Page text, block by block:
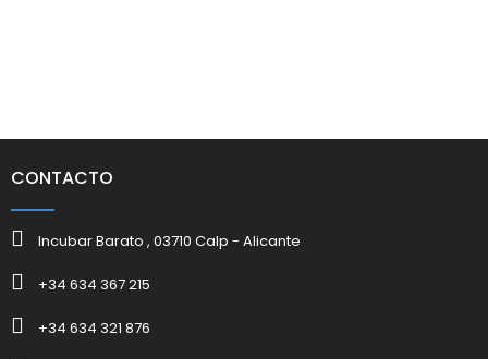
CONTACTO
Incubar Barato , 03710 Calp - Alicante
+34 634 367 215
+34 634 321 876